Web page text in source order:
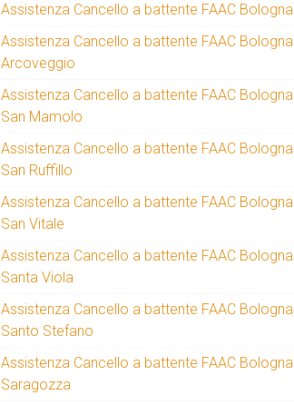
Assistenza Cancello a battente FAAC Bologna
Assistenza Cancello a battente FAAC Bologna
Arcoveggio
Assistenza Cancello a battente FAAC Bologna
San Mamolo
Assistenza Cancello a battente FAAC Bologna
San Ruffillo
Assistenza Cancello a battente FAAC Bologna
San Vitale
Assistenza Cancello a battente FAAC Bologna
Santa Viola
Assistenza Cancello a battente FAAC Bologna
Santo Stefano
Assistenza Cancello a battente FAAC Bologna
Saragozza